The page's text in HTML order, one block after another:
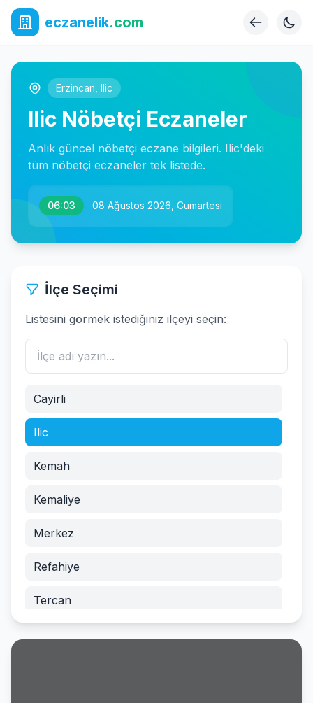
eczanelik.com
Erzincan Ilic
Ilic Nöbetçi Eczaneler
Anlık güncel nöbetçi eczane bilgileri. Ilic'deki
tüm nöbetçi eczaneler tek listede.
06:03 08 Ağustos 2026, Cumartesi
İlçe Seçimi
Listesini görmek istediğiniz ilçeyi seçin:
Cayirli
Ilic
Kemah
Kemaliye
Merkez
Refahiye
Tercan